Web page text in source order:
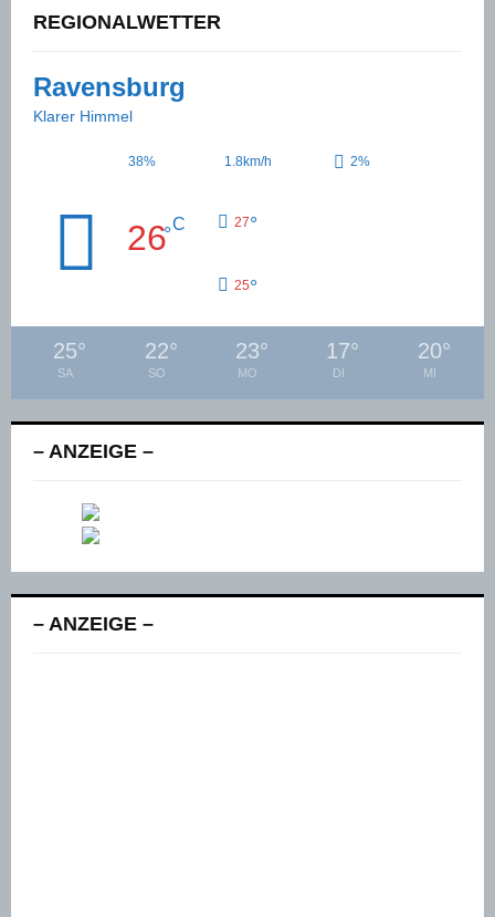
REGIONALWETTER
Ravensburg
Klarer Himmel
38% 1.8km/h 2%
26°C 27°
25°
25°
SA
22°
SO
23°
MO
17°
DI
20°
MI
– ANZEIGE –
– ANZEIGE –